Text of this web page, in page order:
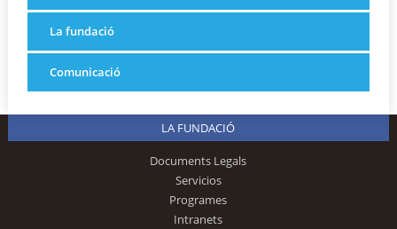
La fundació
Comunicació
LA FUNDACIÓ
Documents Legals
Servicios
Programes
Intranets